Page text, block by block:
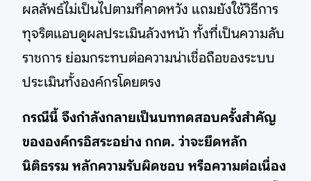
ผลลัพธ์ไม่เป็นไปตามที่คาดหวัง แถมยังใช้วิธีการ
ทุจริตแอบดูผลประเมินล้วงหน้า ทั้งที่เป็นความลับ
ราชการ ย่อมกระทบต่อความน่าเชื่อถือของระบบ
ประเมินทั้งองค์กรโดยตรง
กรณีนี้ จึงกำลังกลายเป็นบททดสอบครั้งสำคัญ
ขององค์กรอิสระอย่าง กกต. ว่าจะยึดหลัก
นิติธรรม หลักความรับผิดชอบ หรือความต่อเนื่อง